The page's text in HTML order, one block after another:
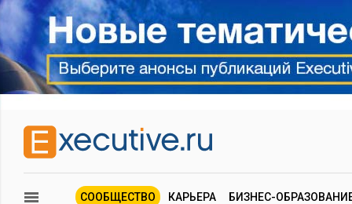
СООБЩЕСТВО КАРЬЕРА БИЗНЕС-